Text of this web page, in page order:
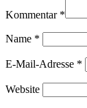
Kommentar *
Name *
E-Mail-Adresse *
Website